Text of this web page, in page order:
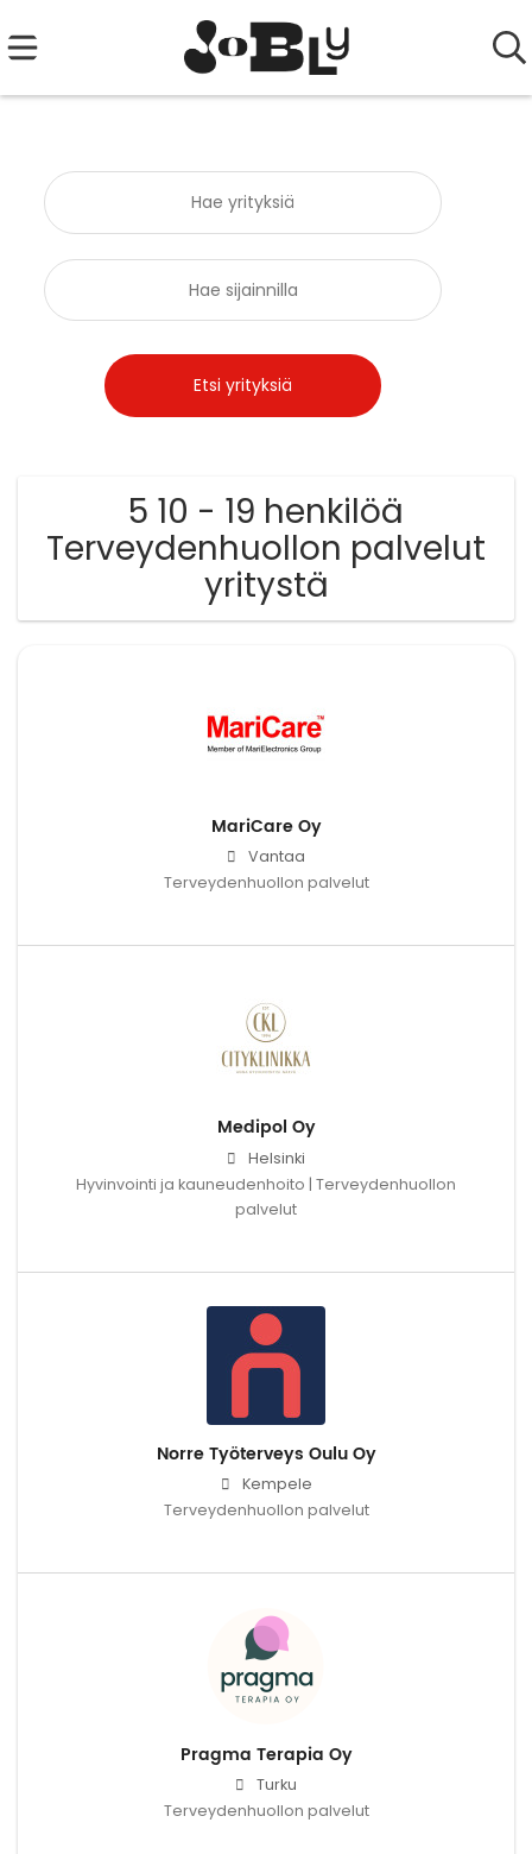
5 10 - 19 henkilöä
Terveydenhuollon palvelut
yritystä
MariCare Oy
Vantaa
Terveydenhuollon palvelut
Medipol Oy
Helsinki
Hyvinvointi ja kauneudenhoito | Terveydenhuollon
palvelut
Norre Työterveys Oulu Oy
Kempele
Terveydenhuollon palvelut
Pragma Terapia Oy
Turku
Terveydenhuollon palvelut